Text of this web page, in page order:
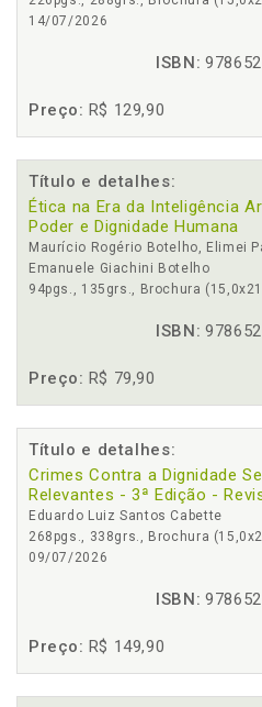
14/07/2026
ISBN:
Preço: R$ 129,90
Título e detalhes:
Ética na Era da Inteligência
Poder e Dignidade Humana
Maurício Rogério Botelho, Elimei
Emanuele Giachini Botelho
94pgs., 135grs., Brochura
ISBN:
Preço: R$ 79,90
Título e detalhes:
Crimes Contra a Dignidade
Relevantes - 3ª Edição -
Eduardo Luiz Santos Cabette
268pgs., 338grs., Brochura
09/07/2026
ISBN:
Preço: R$ 149,90